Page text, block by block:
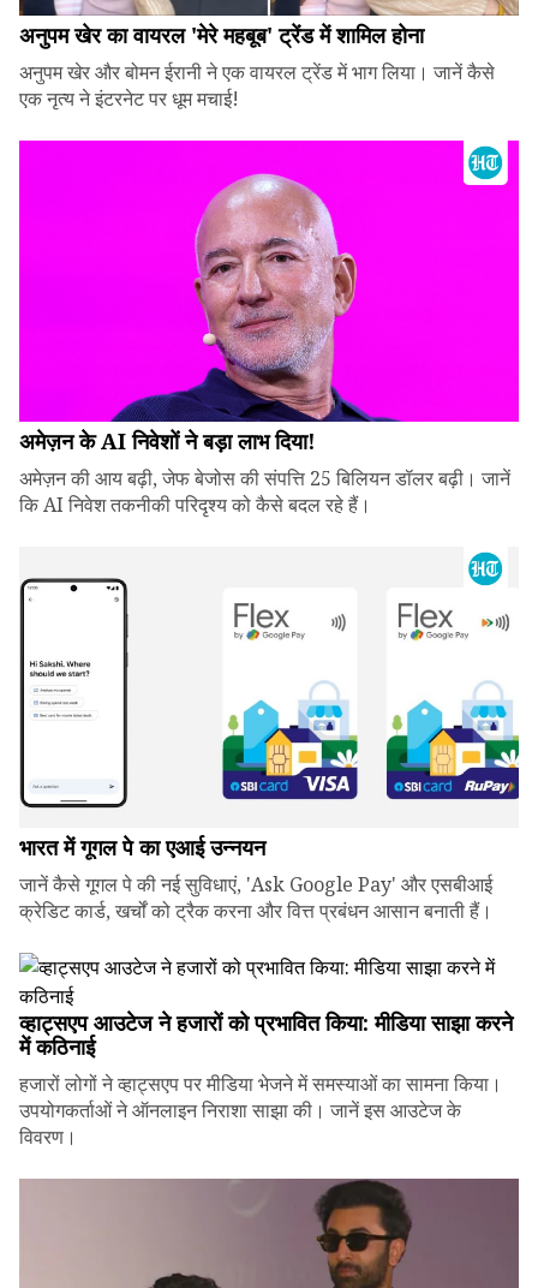
अनुपम खेर का वायरल 'मेरे महबूब' ट्रेंड में शामिल होना
अनुपम खेर और बोमन ईरानी ने एक वायरल ट्रेंड में भाग लिया। जानें कैसे
एक नृत्य ने इंटरनेट पर धूम मचाई!
अमेज़न के AI निवेशों ने बड़ा लाभ दिया!
अमेज़न की आय बढ़ी, जेफ बेजोस की संपत्ति 25 बिलियन डॉलर बढ़ी। जानें
कि AI निवेश तकनीकी परिदृश्य को कैसे बदल रहे हैं।
भारत में गूगल पे का एआई उन्नयन
जानें कैसे गूगल पे की नई सुविधाएं, 'Ask Google Pay' और एसबीआई
क्रेडिट कार्ड, खर्चों को ट्रैक करना और वित्त प्रबंधन आसान बनाती हैं।
व्हाट्सएप आउटेज ने हजारों को प्रभावित किया: मीडिया साझा करने
में कठिनाई
हजारों लोगों ने व्हाट्सएप पर मीडिया भेजने में समस्याओं का सामना किया।
उपयोगकर्ताओं ने ऑनलाइन निराशा साझा की। जानें इस आउटेज के
विवरण।